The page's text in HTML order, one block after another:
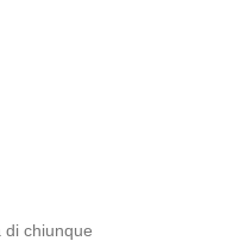
di chiunque